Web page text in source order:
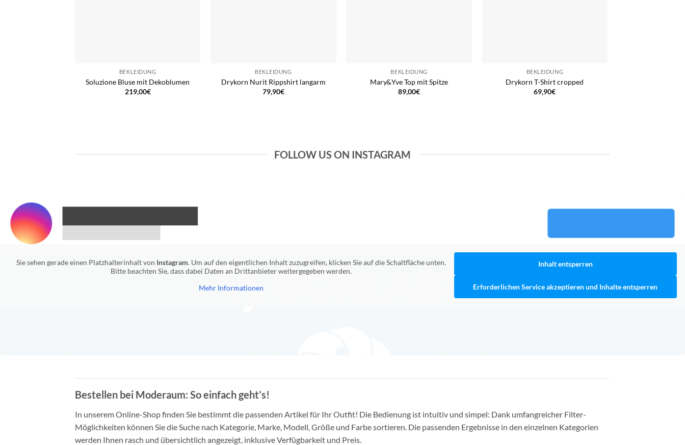
BEKLEIDUNG
Soluzione Bluse mit Dekoblumen
219,00€
BEKLEIDUNG
Drykorn Nurit Rippshirt langarm
79,90€
BEKLEIDUNG
Mary&Yve Top mit Spitze
89,00€
BEKLEIDUNG
Drykorn T-Shirt cropped
69,90€
FOLLOW US ON INSTAGRAM
Sie sehen gerade einen Platzhalterinhalt von Instagram. Um auf den eigentlichen Inhalt zuzugreifen, klicken Sie auf die Schaltfläche unten.
Bitte beachten Sie, dass dabei Daten an Drittanbieter weitergegeben werden.
Mehr Informationen
Inhalt entsperren
Erforderlichen Service akzeptieren und Inhalte entsperren
Bestellen bei Moderaum: So einfach geht’s!
In unserem Online-Shop finden Sie bestimmt die passenden Artikel für Ihr Outfit! Die Bedienung ist intuitiv und simpel: Dank umfangreicher Filter-
Möglichkeiten können Sie die Suche nach Kategorie, Marke, Modell, Größe und Farbe sortieren. Die passenden Ergebnisse in den einzelnen Kategorien
werden Ihnen rasch und übersichtlich angezeigt, inklusive Verfügbarkeit und Preis.